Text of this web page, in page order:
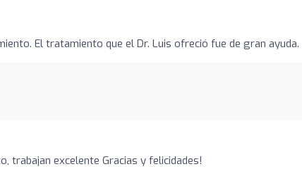
El tratamiento que el Dr. Luis ofreció fue de gran ayuda.
trabajan excelente Gracias y felicidades!